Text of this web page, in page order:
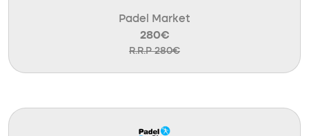
Padel Market
280€
R.R.P 280€